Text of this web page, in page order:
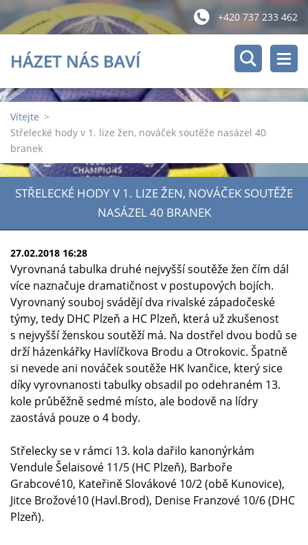
+420 737 233 462
HÁZET NÁS BAVÍ
Vítejte >
Střelecké hody v 1. lize žen, nováček soutěže nasázel 40
branek
STŘELECKÉ HODY V 1. LIZE ŽEN, NOVÁČEK SOUTĚŽE
NASÁZEL 40 BRANEK
27.02.2018 16:28
Vyrovnaná tabulka druhé nejvyšší soutěže žen čím dál
více naznačuje dramatičnost v postupových bojích.
Vyrovnaný souboj svádějí dva rivalské západočeské
týmy, tedy DHC Plzeň a HC Plzeň, která už zkušenost
s nejvyšší ženskou soutěží má. Na dostřel dvou bodů se
drží házenkářky Havlíčkova Brodu a Otrokovic. Špatně
si nevede ani nováček soutěže HK Ivančice, který sice
díky vyrovnanosti tabulky obsadil po odehraném 13.
kole průběžně sedmé místo, ale bodově na lídry
zaostává pouze o 4 body.
Střelecky se v rámci 13. kola dařilo kanonýrkám
Vendule Šelaisové 11/5 (HC Plzeň), Barboře
Grabcové10, Kateřině Slovákové 10/2 (obě Kunovice),
Jitce Brožové10 (Havl.Brod), Denise Franzové 10/6 (DHC
Plzeň).